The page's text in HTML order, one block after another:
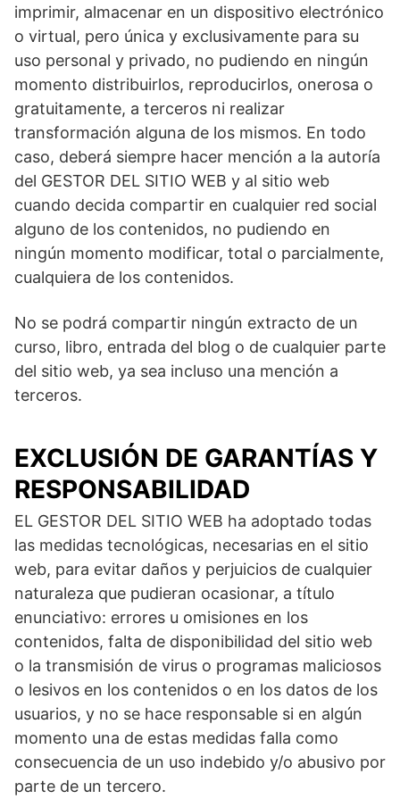
imprimir, almacenar en un dispositivo electrónico
o virtual, pero única y exclusivamente para su
uso personal y privado, no pudiendo en ningún
momento distribuirlos, reproducirlos, onerosa o
gratuitamente, a terceros ni realizar
transformación alguna de los mismos. En todo
caso, deberá siempre hacer mención a la autoría
del GESTOR DEL SITIO WEB y al sitio web
cuando decida compartir en cualquier red social
alguno de los contenidos, no pudiendo en
ningún momento modificar, total o parcialmente,
cualquiera de los contenidos.
No se podrá compartir ningún extracto de un
curso, libro, entrada del blog o de cualquier parte
del sitio web, ya sea incluso una mención a
terceros.
EXCLUSIÓN DE GARANTÍAS Y
RESPONSABILIDAD
EL GESTOR DEL SITIO WEB ha adoptado todas
las medidas tecnológicas, necesarias en el sitio
web, para evitar daños y perjuicios de cualquier
naturaleza que pudieran ocasionar, a título
enunciativo: errores u omisiones en los
contenidos, falta de disponibilidad del sitio web
o la transmisión de virus o programas maliciosos
o lesivos en los contenidos o en los datos de los
usuarios, y no se hace responsable si en algún
momento una de estas medidas falla como
consecuencia de un uso indebido y/o abusivo por
parte de un tercero.